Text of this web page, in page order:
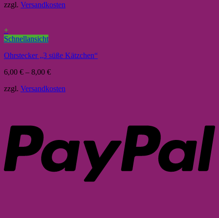
zzgl. Versandkosten
+
Schnellansicht
Ohrstecker „3 süße Kätzchen“
6,00 € – 8,00 €
zzgl. Versandkosten